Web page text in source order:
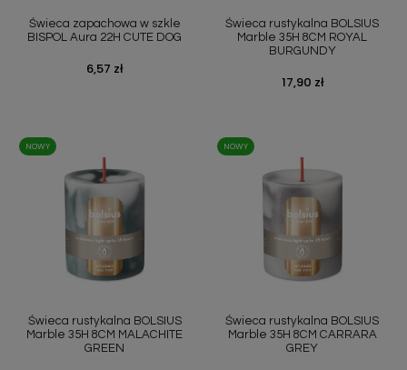
Świeca zapachowa w szkle
BISPOL Aura 22H CUTE DOG
Cena
6,57 zł
Świeca rustykalna BOLSIUS
Marble 35H 8CM ROYAL
BURGUNDY
Cena
17,90 zł
Świeca rustykalna BOLSIUS
Marble 35H 8CM MALACHITE
GREEN
NOWY
Świeca rustykalna BOLSIUS
Marble 35H 8CM CARRARA
GREY
NOWY